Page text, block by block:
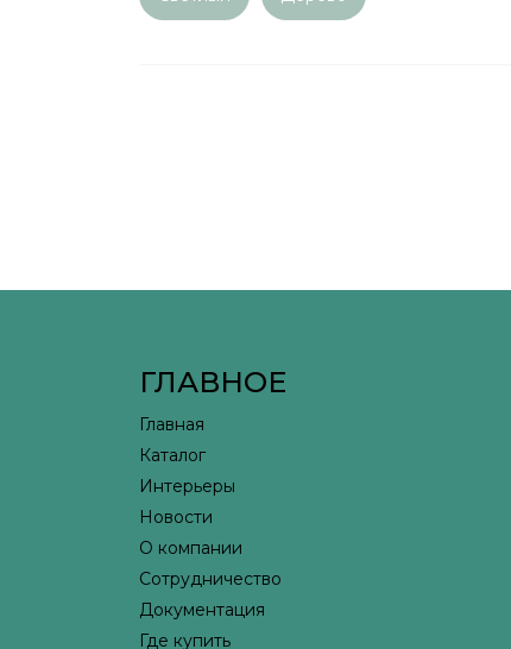
ГЛАВНОЕ
Главная
Каталог
Интерьеры
Новости
О компании
Сотрудничество
Документация
Где купить